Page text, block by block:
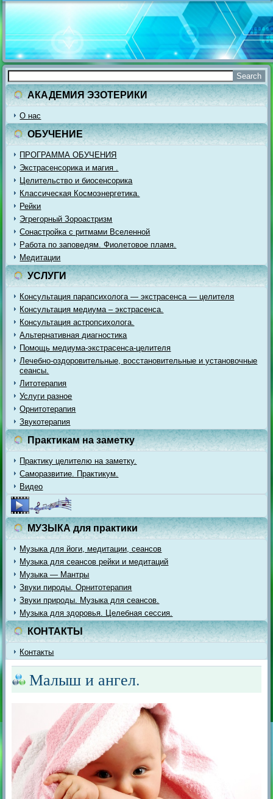
АКАДЕМИЯ ЭЗОТЕРИКИ
О нас
ОБУЧЕНИЕ
ПРОГРАММА ОБУЧЕНИЯ
Экстрасенсорика и магия .
Целительство и биосенсорика
Классическая Космоэнергетика.
Рейки
Эгрегорный Зороастризм
Сонастройка с ритмами Вселенной
Работа по заповедям. Фиолетовое пламя.
Медитации
УСЛУГИ
Консультация парапсихолога — экстрасенса — целителя
Консультация медиума – экстрасенса.
Консультация астропсихолога.
Альтернативная диагностика
Помощь медиума-экстрасенса-целителя
Лечебно-оздоровительные, восстановительные и установочные
сеансы.
Литотерапия
Услуги разное
Орнитотерапия
Звукотерапия
Практикам на заметку
Практику целителю на заметку.
Саморазвитие. Практикум.
Видео
МУЗЫКА для практики
Музыка для йоги, медитации, сеансов
Музыка для сеансов рейки и медитаций
Музыка — Мантры
Звуки пироды. Орнитотерапия
Звуки природы. Музыка для сеансов.
Музыка для здоровья. Целебная сессия.
КОНТАКТЫ
Контакты
Малыш и ангел.